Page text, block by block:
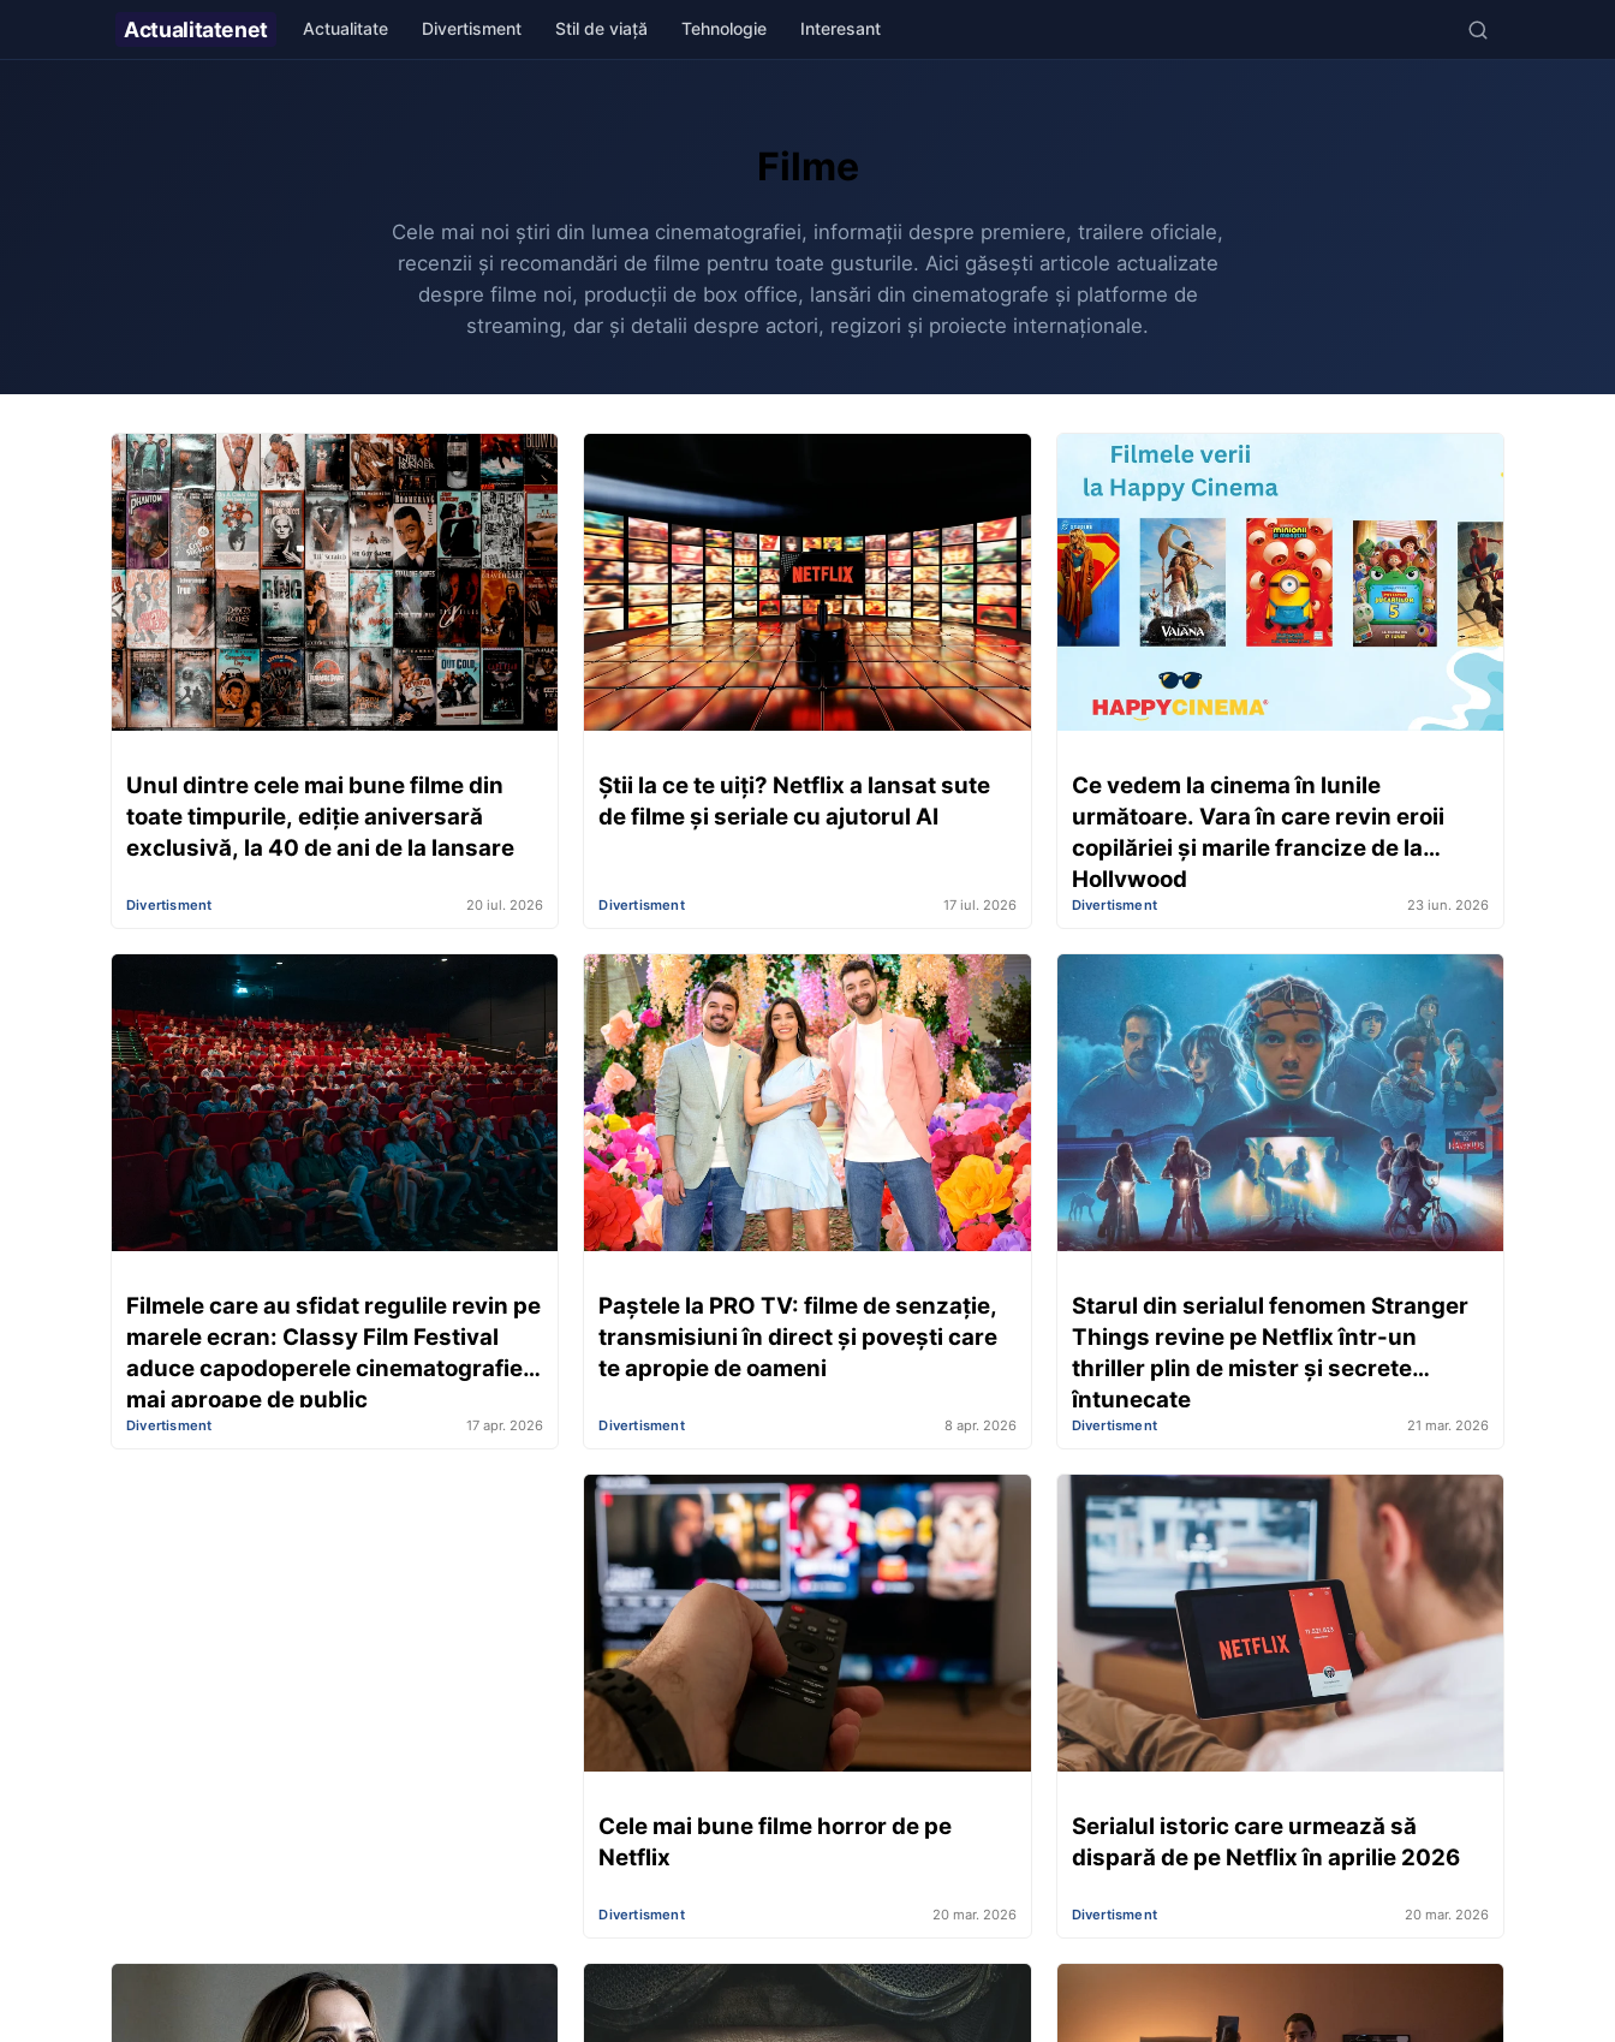
Actualitatenet Actualitate Divertisment Stil de viață Tehnologie Interesant
Filme
Cele mai noi știri din lumea cinematografiei, informații despre premiere, trailere oficiale,
recenzii și recomandări de filme pentru toate gusturile. Aici găsești articole actualizate
despre filme noi, producții de box office, lansări din cinematografe și platforme de
streaming, dar și detalii despre actori, regizori și proiecte internaționale.
Unul dintre cele mai bune filme din
toate timpurile, ediție aniversară
exclusivă, la 40 de ani de la lansare
Divertisment 20 iul. 2026
Știi la ce te uiți? Netflix a lansat sute
de filme și seriale cu ajutorul AI
Divertisment 17 iul. 2026
Ce vedem la cinema în lunile
următoare. Vara în care revin eroii
copilăriei și marile francize de la
Hollywood
Divertisment 23 iun. 2026
Filmele care au sfidat regulile revin pe
marele ecran: Classy Film Festival
aduce capodoperele cinematografiei
mai aproape de public
Divertisment 17 apr. 2026
Paștele la PRO TV: filme de senzație,
transmisiuni în direct și povești care
te apropie de oameni
Divertisment 8 apr. 2026
Starul din serialul fenomen Stranger
Things revine pe Netflix într-un
thriller plin de mister și secrete
întunecate
Divertisment 21 mar. 2026
Cele mai bune filme horror de pe
Netflix
Divertisment 20 mar. 2026
Serialul istoric care urmează să
dispară de pe Netflix în aprilie 2026
Divertisment 20 mar. 2026